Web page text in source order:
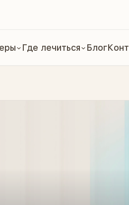
Где лечиться Блог